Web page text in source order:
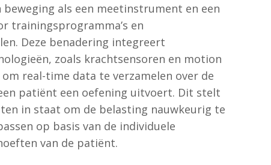
beweging als een meetinstrument en een
trainingsprogramma’s en
Deze benadering integreert
zoals krachtsensoren en motion
real-time data te verzamelen over de
patiënt een oefening uitvoert. Dit stelt
in staat om de belasting nauwkeurig te
op basis van de individuele
van de patiënt.